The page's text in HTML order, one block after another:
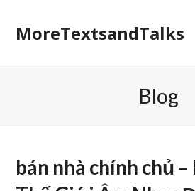
MoreTextsandTalks
Blog
bán nhà chính chủ –